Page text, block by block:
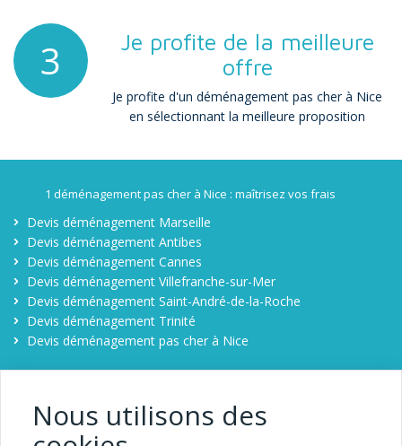
3
Je profite de la meilleure
offre
Je profite d'un déménagement pas cher à Nice
en sélectionnant la meilleure proposition
1 déménagement pas cher à Nice : maîtrisez vos frais
Devis déménagement Marseille
Devis déménagement Antibes
Devis déménagement Cannes
Devis déménagement Villefranche-sur-Mer
Devis déménagement Saint-André-de-la-Roche
Devis déménagement Trinité
Devis déménagement pas cher à Nice
Comparateur déménagement à Nice
Nous utilisons des